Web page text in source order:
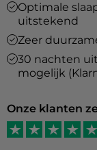
Optimale
uitstekend
Zeer
30 nachten
mogelijk
Onze klanten